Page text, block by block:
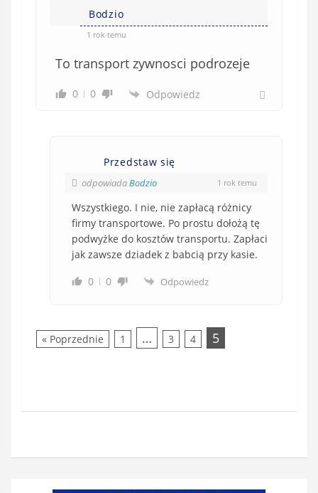
Bodzio
1 rok temu
To transport zywnosci podrozeje
0 0 Odpowiedz
Przedstaw się
odpowiadaBodzio 1 rok temu
Wszystkiego. I nie, nie zapłacą różnicy
firmy transportowe. Po prostu dołożą tę
podwyżke do kosztów transportu. Zapłaci
jak zawsze dziadek z babcią przy kasie.
0
0 Odpowiedz
« Poprzednie 1 … 3 4 5